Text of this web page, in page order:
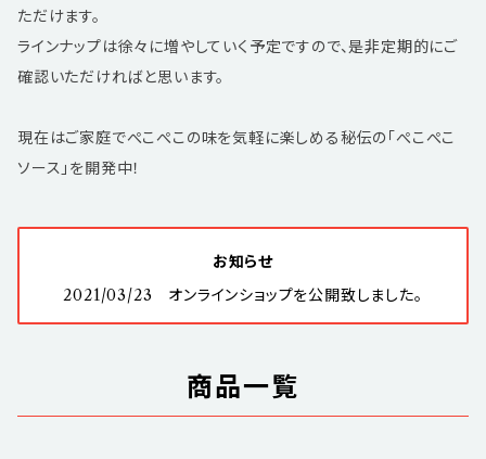
ただけます。
ラインナップは徐々に増やしていく予定ですので、是非定期的にご
確認いただければと思います。
現在はご家庭でぺこぺこの味を気軽に楽しめる秘伝の「ぺこぺこ
ソース」を開発中！
お知らせ
2021/03/23 オンラインショップを公開致しました。
商品一覧